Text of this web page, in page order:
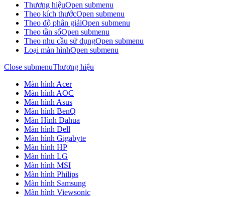
Thương hiệuOpen submenu
Theo kích thướcOpen submenu
Theo độ phân giảiOpen submenu
Theo tần sốOpen submenu
Theo nhu cầu sử dụngOpen submenu
Loại màn hìnhOpen submenu
Close submenuThương hiệu
Màn hình Acer
Màn hình AOC
Màn hình Asus
Màn hình BenQ
Màn Hình Dahua
Màn hình Dell
Màn hình Gigabyte
Màn hình HP
Màn hình LG
Màn hình MSI
Màn hình Philips
Màn hình Samsung
Màn hình Viewsonic